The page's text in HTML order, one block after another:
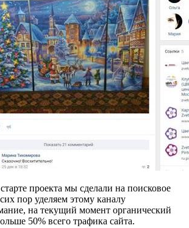
проекта мы сделали на поисковое
пор уделяем этому каналу
на текущий момент органический
50% всего трафика сайта.